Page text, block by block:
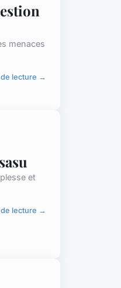
menaces
de lecture →
et
de lecture →